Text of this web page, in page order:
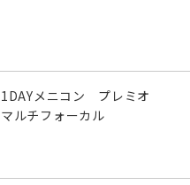
1DAYメニコン プレミオ
マルチフォーカル